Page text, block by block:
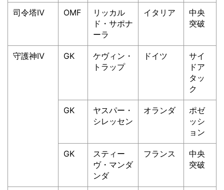
司令塔Ⅳ OMF
リッカル
ド・サポナ
ーラ
イタリア
中央
突破
守護神Ⅳ GK
ケヴィン・
トラップ
ドイツ
サイ
ドア
タッ
ク
GK
ヤスパー・
シレッセン
オランダ
ポゼ
ッシ
ョン
GK
スティー
ヴ・マンダ
ンダ
フランス
中央
突破